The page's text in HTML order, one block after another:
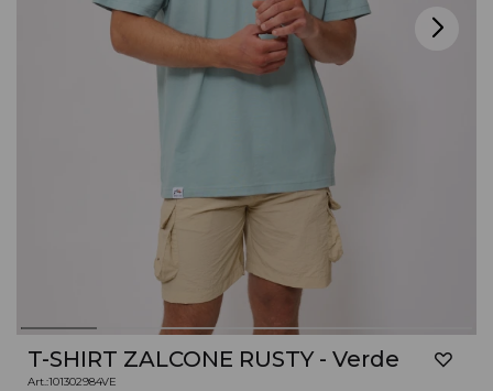
T-SHIRT ZALCONE RUSTY - Verde
101302984VE